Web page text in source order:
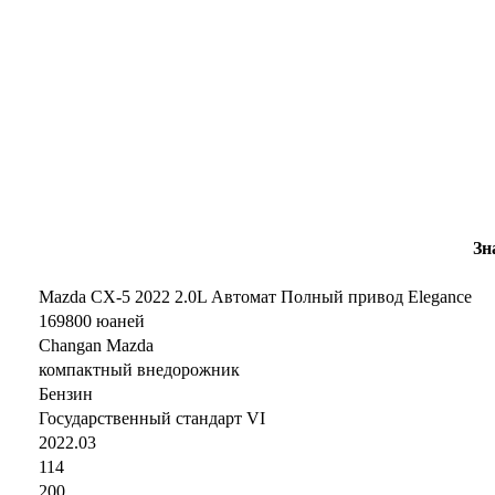
Mazda CX-5 2022 2.0L Автомат Полный привод Elegance
169800 юаней
Changan Mazda
компактный внедорожник
Бензин
Государственный стандарт VI
2022.03
114
200